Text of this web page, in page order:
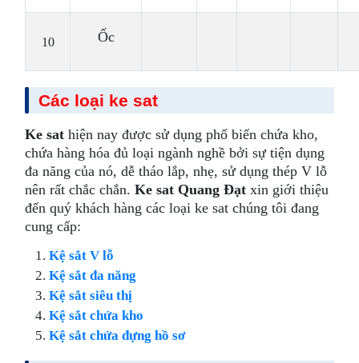
10 Ốc
Các loại ke sat
Ke sat hiện nay được sử dụng phổ biến chứa kho,
chứa hàng hóa đủ loại ngành nghề bởi sự tiện dụng
đa năng của nó, dễ tháo lắp, nhẹ, sử dụng thép V lỗ
nên rất chắc chắn.Ke sat Quang Đạt xin giới thiệu
đến quý khách hàng các loại ke sat chúng tôi đang
cung cấp:
Kệ sắt V lỗ
Kệ sắt đa năng
Kệ sắt siêu thị
Kệ sắt chứa kho
Kệ sắt chứa đựng hồ sơ